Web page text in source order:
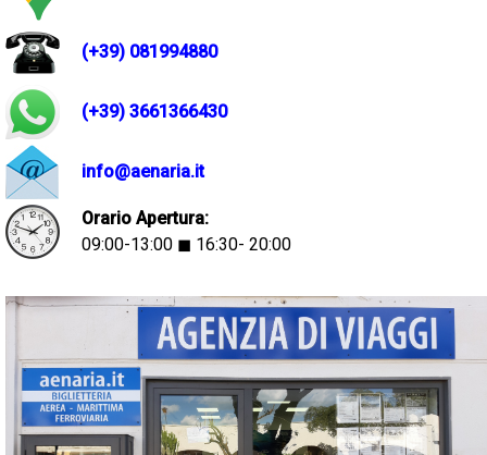
(+39) 081994880
(+39) 3661366430
info@aenaria.it
Orario Apertura:
09:00-13:00 ◼ 16:30- 20:00